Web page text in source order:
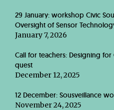
29 January: workshop Civic
Oversight of Sensor
January 7, 2026
Call for teachers: Designing
quest
December 12, 2025
12 December: Sousveillance
November 24, 2025